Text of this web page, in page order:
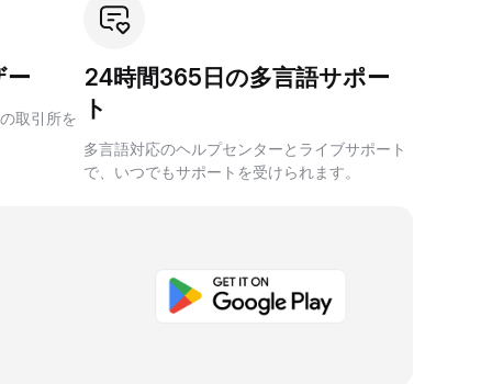
ー
取引所を
24時間365日の多言語サポー
ト
多言語対応のヘルプセンターとライブサポート
で、いつでもサポートを受けられます。